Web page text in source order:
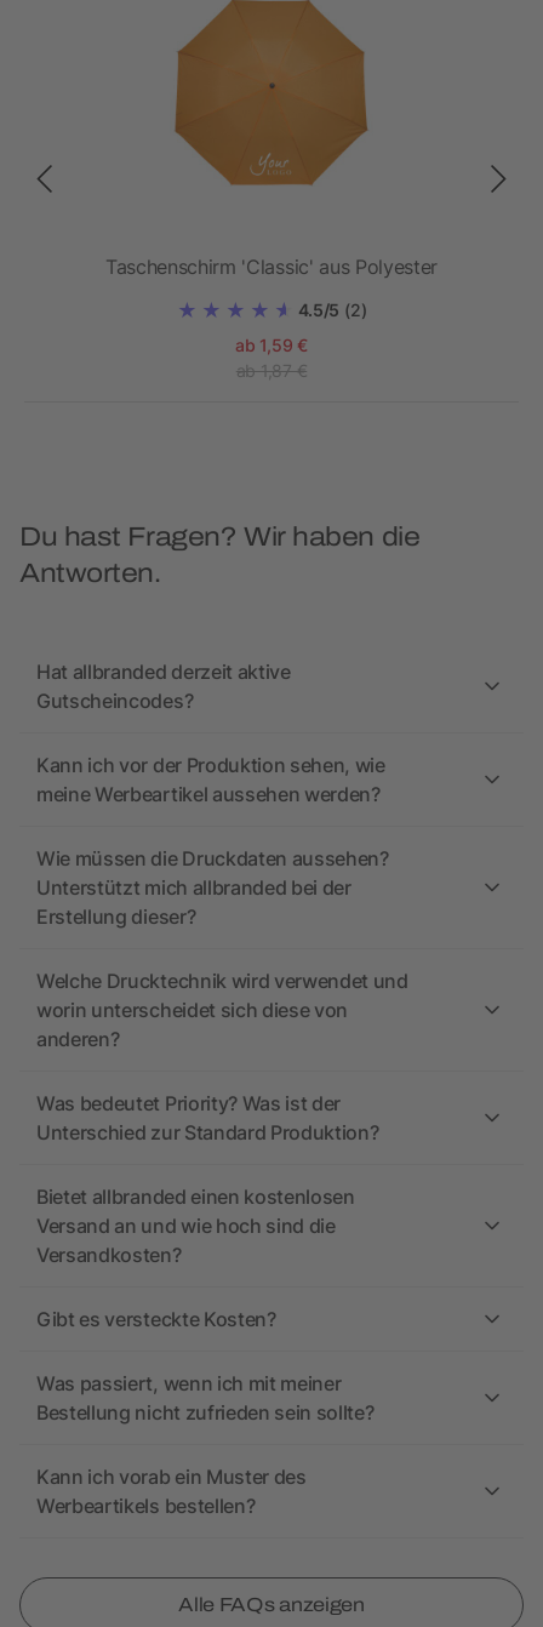
Taschenschirm 'Classic' aus Polyester
4.5/5 (2)
ab 1,59 €
ab 1,87 €
Du hast Fragen? Wir haben die
Antworten.
Hat allbranded derzeit aktive
Gutscheincodes?
Kann ich vor der Produktion sehen, wie
meine Werbeartikel aussehen werden?
Wie müssen die Druckdaten aussehen?
Unterstützt mich allbranded bei der
Erstellung dieser?
Welche Drucktechnik wird verwendet und
worin unterscheidet sich diese von
anderen?
Was bedeutet Priority? Was ist der
Unterschied zur Standard Produktion?
Bietet allbranded einen kostenlosen
Versand an und wie hoch sind die
Versandkosten?
Gibt es versteckte Kosten?
Was passiert, wenn ich mit meiner
Bestellung nicht zufrieden sein sollte?
Kann ich vorab ein Muster des
Werbeartikels bestellen?
Alle FAQs anzeigen